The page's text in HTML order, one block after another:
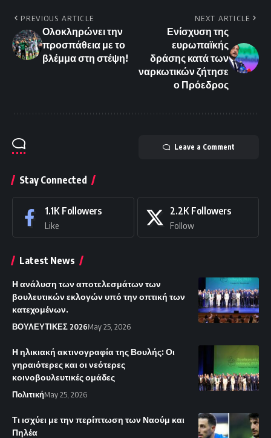
PREVIOUS ARTICLE
Ολοκληρώνει την
προσπάθεια με το
βλέμμα στη στέψη!
NEXT ARTICLE
Ενίσχυση της
ευρωπαϊκής
δράσης κατά των
ναρκωτικών ζήτησε
ο Πρόεδρος
Leave a Comment
Stay Connected
1.1K Followers
Like
2.2K Followers
Follow
Latest News
Η ανάλυση των αποτελεσμάτων των
βουλευτικών εκλογών υπό την οπτική των
κατεχομένων.
ΒΟΥΛΕΥΤΙΚΕΣ 2026May 25, 2026
Η ηλικιακή ακτινογραφία της Βουλής: Οι
γηραιότερες και οι νεότερες
κοινοβουλευτικές ομάδες
ΠολιτικήMay 25, 2026
Τι ισχύει με την περίπτωση των Ναούμ και
Πηλέα